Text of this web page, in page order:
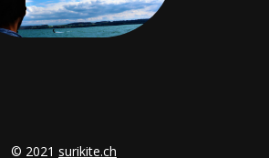
© 2021 surikite.ch